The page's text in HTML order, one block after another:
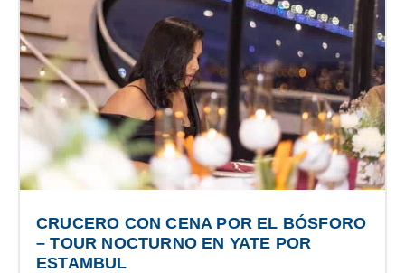
CRUCERO CON CENA POR EL BÓSFORO
– TOUR NOCTURNO EN YATE POR
ESTAMBUL